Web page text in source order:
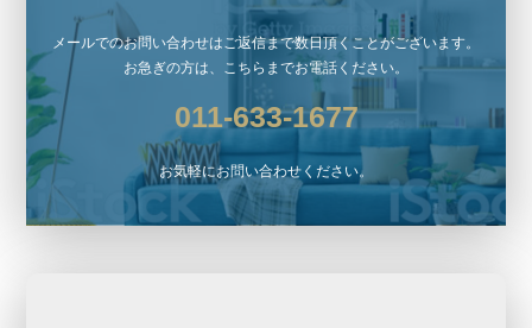
メールでのお問い合わせはご返信まで数日頂くことがございます。
お急ぎの方は、こちらまでお電話ください。
011-633-1677
お気軽にお問い合わせください。